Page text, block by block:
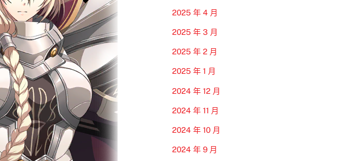
2025 年 4 月
2025 年 3 月
2025 年 2 月
2025 年 1 月
2024 年 12 月
2024 年 11 月
2024 年 10 月
2024 年 9 月